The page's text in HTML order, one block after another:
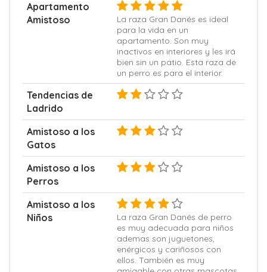
Apartamento
Amistoso
La raza Gran Danés es ideal
para la vida en un
apartamento. Son muy
inactivos en interiores y les irá
bien sin un patio. Esta raza de
un perro es para el interior.
Tendencias de
Ladrido
Amistoso a los
Gatos
Amistoso a los
Perros
Amistoso a los
Niños
La raza Gran Danés de perro
es muy adecuada para niños
ademas son juguetones,
enérgicos y cariñosos con
ellos. También es muy